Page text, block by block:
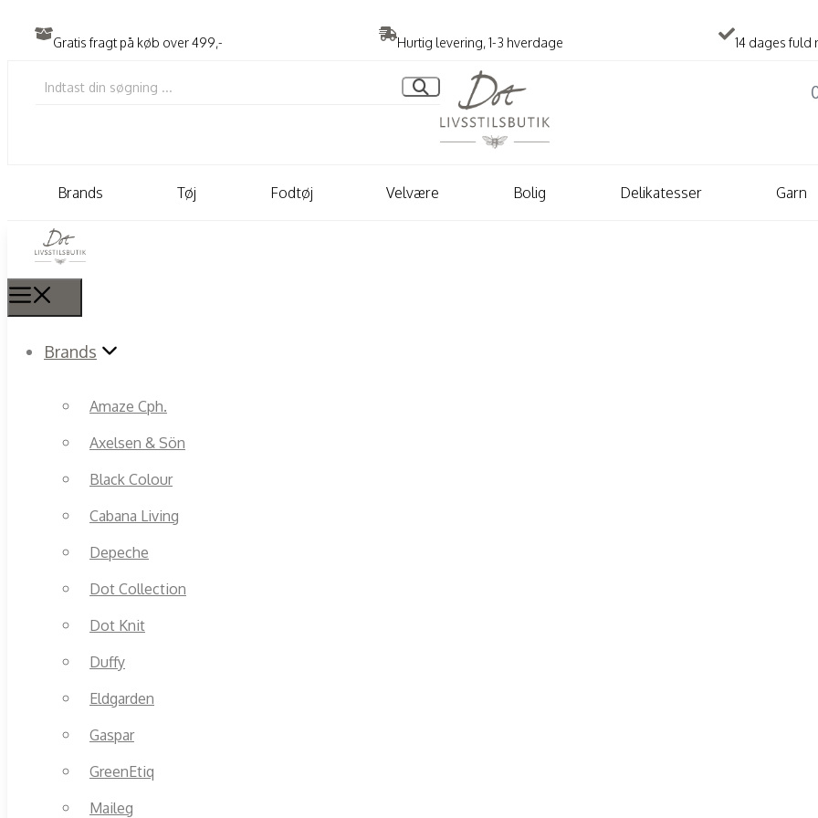
Gratis fragt på køb over 499,- Hurtig levering, 1-3 hverdage 14 dages fuld
Brands Tøj Fodtøj Velvære Bolig Delikatesser Garn
Brands
Amaze Cph.
Axelsen & Sön
Black Colour
Cabana Living
Depeche
Dot Collection
Dot Knit
Duffy
Eldgarden
Gaspar
GreenEtiq
Maileg